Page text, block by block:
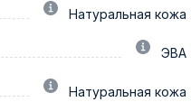
Натуральная кожа
ЭВА
Натуральная кожа